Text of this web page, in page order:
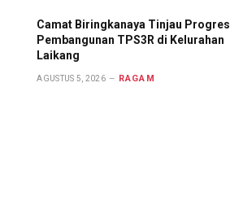
Camat Biringkanaya Tinjau Progres
Pembangunan TPS3R di Kelurahan
Laikang
AGUSTUS 5, 2026 RAGAM